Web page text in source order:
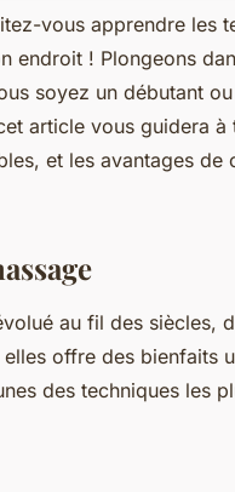
vous apprendre les
endroit ! Plongeons
soyez un débutant
article vous guidera à
et les avantages de
au fil des siècles,
offre des bienfaits
des techniques les